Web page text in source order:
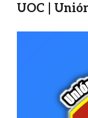
UOC |